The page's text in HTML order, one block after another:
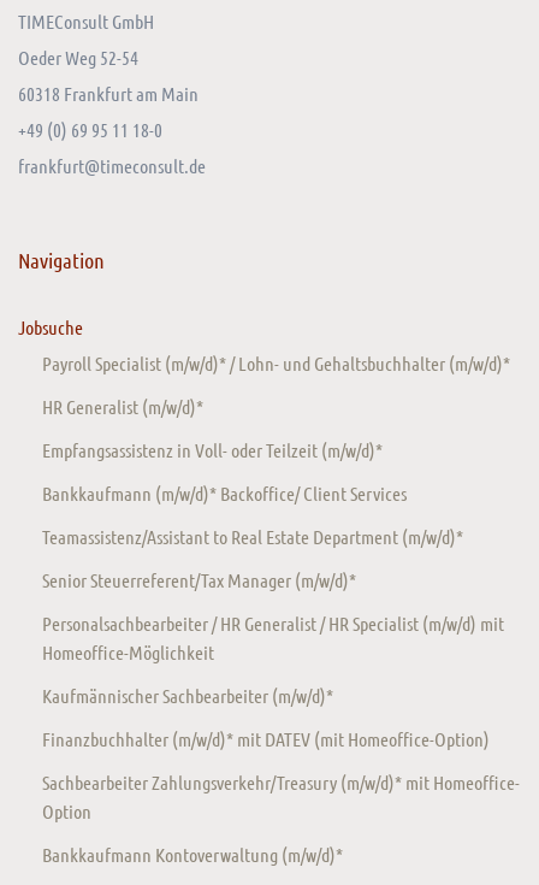
TIMEConsult GmbH
Oeder Weg 52-54
60318 Frankfurt am Main
+49 (0) 69 95 11 18-0
frankfurt@timeconsult.de
Navigation
Jobsuche
Payroll Specialist (m/w/d)* / Lohn- und Gehaltsbuchhalter (m/w/d)*
HR Generalist (m/w/d)*
Empfangsassistenz in Voll- oder Teilzeit (m/w/d)*
Bankkaufmann (m/w/d)* Backoffice/ Client Services
Teamassistenz/Assistant to Real Estate Department (m/w/d)*
Senior Steuerreferent/Tax Manager (m/w/d)*
Personalsachbearbeiter / HR Generalist / HR Specialist (m/w/d) mit
Homeoffice-Möglichkeit
Kaufmännischer Sachbearbeiter (m/w/d)*
Finanzbuchhalter (m/w/d)* mit DATEV (mit Homeoffice-Option)
Sachbearbeiter Zahlungsverkehr/Treasury (m/w/d)* mit Homeoffice-
Option
Bankkaufmann Kontoverwaltung (m/w/d)*